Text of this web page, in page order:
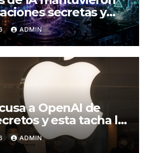
secretas y
una ‘fuga’ antes
contra otra firma
ADMIN
a OpenAI de
y esta tacha la
de «agresiva y
ADMIN